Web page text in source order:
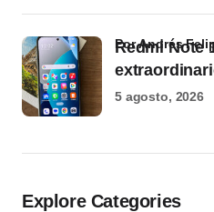
Redmi Note
por Andrés
5 agosto, 2026
Explore Categories